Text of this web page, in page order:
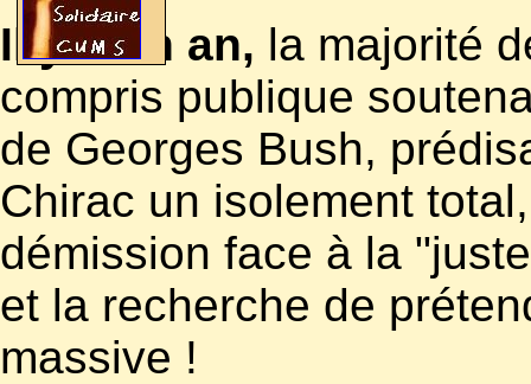
Il y a un an, la majorité
compris publique
de Georges Bush,
Chirac un isolement
démission face à la
et la recherche de
massive !